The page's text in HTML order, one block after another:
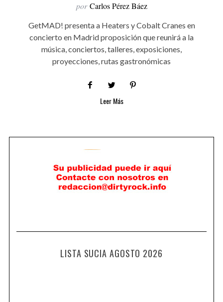
por Carlos Pérez Báez
GetMAD! presenta a Heaters y Cobalt Cranes en
concierto en Madrid proposición que reunirá a la
música, conciertos, talleres, exposiciones,
proyecciones, rutas gastronómicas
Leer Más
LISTA SUCIA AGOSTO 2026